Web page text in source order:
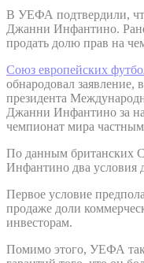
В УЕФА подтвердили,
Джанни Инфантино.
продать долю прав на
Союз европейских
обнародовал заявление,
президента
Джанни Инфантино за
чемпионат мира
По данным
Инфантино два условия
Первое условие
продаже доли
инвесторам.
Помимо этого, УЕФА